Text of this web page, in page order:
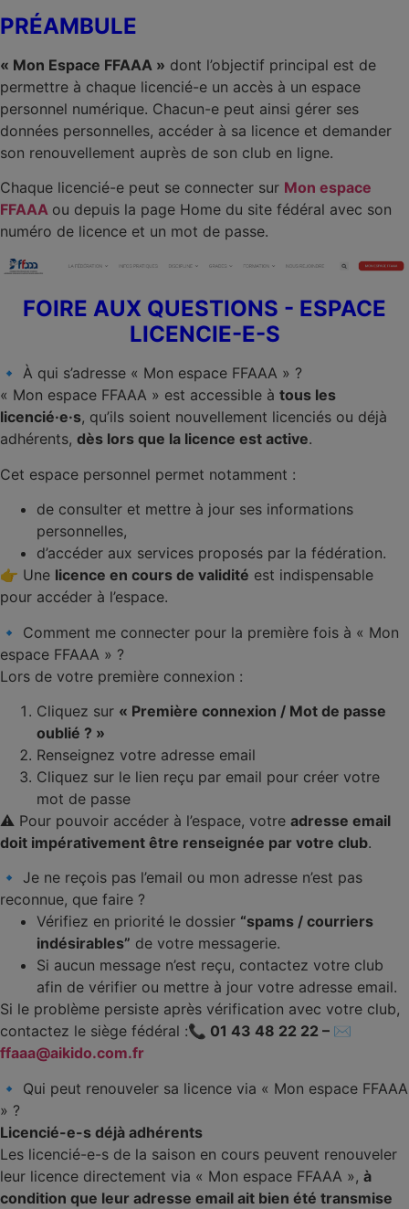
PRÉAMBULE
« Mon Espace FFAAA » dont l’objectif principal est de
permettre à chaque licencié-e un accès à un espace
personnel numérique. Chacun-e peut ainsi gérer ses
données personnelles, accéder à sa licence et demander
son renouvellement auprès de son club en ligne.
Chaque licencié-e peut se connecter sur Mon espace
FFAAA ou depuis la page Home du site fédéral avec son
numéro de licence et un mot de passe.
FOIRE AUX QUESTIONS - ESPACE
LICENCIE-E-S
🔹 À qui s’adresse « Mon espace FFAAA » ?
« Mon espace FFAAA » est accessible à tous les
licencié·e·s, qu’ils soient nouvellement licenciés ou déjà
adhérents, dès lors que la licence est active.
Cet espace personnel permet notamment :
de consulter et mettre à jour ses informations
personnelles,
d’accéder aux services proposés par la fédération.
👉 Une licence en cours de validité est indispensable
pour accéder à l’espace.
🔹 Comment me connecter pour la première fois à « Mon
espace FFAAA » ?
Lors de votre première connexion :
Cliquez sur « Première connexion / Mot de passe
oublié ? »
Renseignez votre adresse email
Cliquez sur le lien reçu par email pour créer votre
mot de passe
⚠️ Pour pouvoir accéder à l’espace, votre adresse email
doit impérativement être renseignée par votre club.
🔹 Je ne reçois pas l’email ou mon adresse n’est pas
reconnue, que faire ?
Vérifiez en priorité le dossier “spams / courriers
indésirables” de votre messagerie.
Si aucun message n’est reçu, contactez votre club
afin de vérifier ou mettre à jour votre adresse email.
Si le problème persiste après vérification avec votre club,
contactez le siège fédéral :📞 01 43 48 22 22 – ✉️
ffaaa@aikido.com.fr
🔹 Qui peut renouveler sa licence via « Mon espace FFAAA
» ?
Licencié-e-s déjà adhérents
Les licencié-e-s de la saison en cours peuvent renouveler
leur licence directement via « Mon espace FFAAA », à
condition que leur adresse email ait bien été transmise